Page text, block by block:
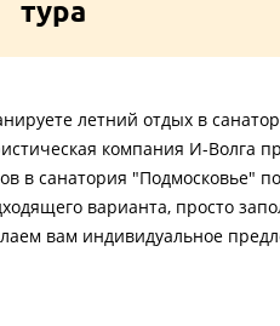
тура
летний отдых в
компания И-Волга
в санатория "Подмосковье"
варианта, просто
вам индивидуальное